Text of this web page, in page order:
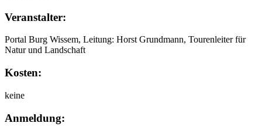
Veranstalter:
Portal Burg Wissem, Leitung: Horst Grundmann, Tourenleiter für
Natur und Landschaft
Kosten:
keine
Anmeldung: